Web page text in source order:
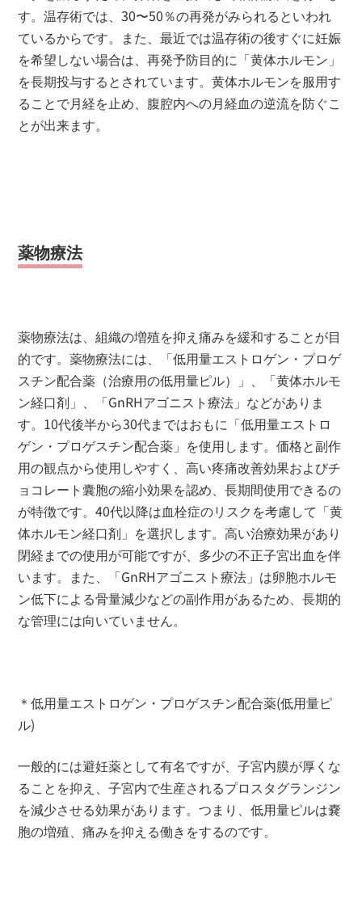
す。温存術では、30〜50％の再発がみられるといわれ
ているからです。また、最近では温存術の後すぐに妊娠
を希望しない場合は、再発予防目的に「黄体ホルモン」
を長期投与するとされています。黄体ホルモンを服用す
ることで月経を止め、腹腔内への月経血の逆流を防ぐこ
とが出来ます。
薬物療法
薬物療法は、組織の増殖を抑え痛みを緩和することが目
的です。薬物療法には、「低用量エストロゲン・プロゲ
スチン配合薬（治療用の低用量ピル）」、「黄体ホルモ
ン経口剤」、「GnRHアゴニスト療法」などがありま
す。10代後半から30代まではおもに「低用量エストロ
ゲン・プロゲスチン配合薬」を使用します。価格と副作
用の観点から使用しやすく、高い疼痛改善効果およびチ
ョコレート囊胞の縮小効果を認め、長期間使用できるの
が特徴です。40代以降は血栓症のリスクを考慮して「黄
体ホルモン経口剤」を選択します。高い治療効果があり
閉経までの使用が可能ですが、多少の不正子宮出血を伴
います。また、「GnRHアゴニスト療法」は卵胞ホルモ
ン低下による骨量減少などの副作用があるため、長期的
な管理には向いていません。
＊低用量エストロゲン・プロゲスチン配合薬(低用量ピ
ル)
一般的には避妊薬として有名ですが、子宮内膜が厚くな
ることを抑え、子宮内で生産されるプロスタグランジン
を減少させる効果があります。つまり、低用量ピルは嚢
胞の増殖、痛みを抑える働きをするのです。